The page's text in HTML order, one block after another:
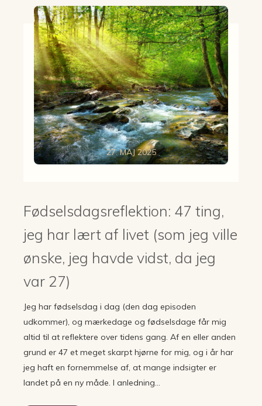
Fødselsdagsreflektion: 47 ting,
jeg har lært af livet (som jeg ville
ønske, jeg havde vidst, da jeg
var 27)
27. MAJ 2025
Jeg har fødselsdag i dag (den dag episoden
udkommer), og mærkedage og fødselsdage får mig
altid til at reflektere over tidens gang. Af en eller anden
grund er 47 et meget skarpt hjørne for mig, og i år har
jeg haft en fornemmelse af, at mange indsigter er
landet på en ny måde. I anledning…